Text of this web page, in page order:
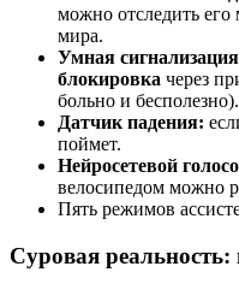
можно отследить
мира.
Умная
блокировка через
больно и бесполезно).
Датчик падения:
поймет.
Нейросетевой
велосипедом можно
Пять режимов
Суровая реальность: